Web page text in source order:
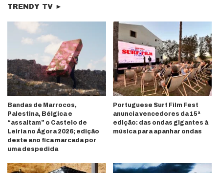
TRENDY TV ►
Bandas de Marrocos,
Palestina, Bélgica e
“assaltam” o Castelo de
Leiria no Ágora 2026; edição
deste ano fica marcada por
uma despedida
Portuguese Surf Film Fest
anuncia vencedores da 15ª
edição: das ondas gigantes à
música para apanhar ondas